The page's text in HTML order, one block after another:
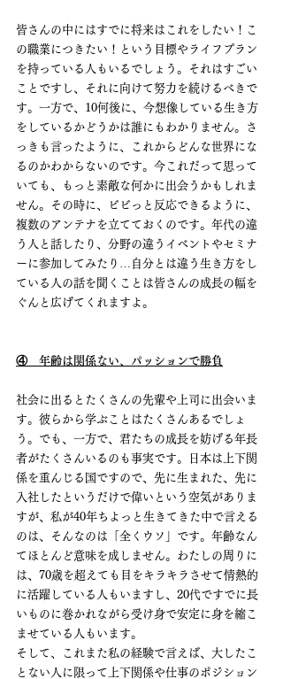
皆さんの中にはすでに将来はこれをしたい！こ
の職業につきたい！という目標やライフプラン
を持っている人もいるでしょう。それはすごい
ことですし、それに向けて努力を続けるべきで
す。一方で、10何後に、今想像している生き方
をしているかどうかは誰にもわかりません。さ
っきも言ったように、これからどんな世界にな
るのかわからないのです。今これだって思って
いても、もっと素敵な何かに出会うかもしれま
せん。その時に、ビビっと反応できるように、
複数のアンテナを立てておくのです。年代の違
う人と話したり、分野の違うイベントやセミナ
ーに参加してみたり…自分とは違う生き方をし
ている人の話を聞くことは皆さんの成長の幅を
ぐんと広げてくれますよ。
④　年齢は関係ない、パッションで勝負
社会に出るとたくさんの先輩や上司に出会いま
す。彼らから学ぶことはたくさんあるでしょ
う。でも、一方で、君たちの成長を妨げる年長
者がたくさんいるのも事実です。日本は上下関
係を重んじる国ですので、先に生まれた、先に
入社したというだけで偉いという空気がありま
すが、私が40年ちよっと生きてきた中で言える
のは、そんなのは「全くウソ」です。年齢なん
てほとんど意味を成しません。わたしの周りに
は、70歳を超えても目をキラキラさせて情熱的
に活躍している人もいますし、20代ですでに長
いものに巻かれながら受け身で安定に身を縮こ
ませている人もいます。
そして、これまた私の経験で言えば、大したこ
とない人に限って上下関係や仕事のポジション